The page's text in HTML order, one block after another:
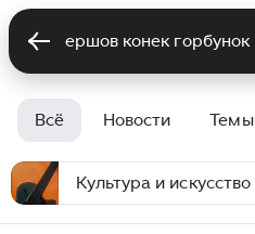
Всё Новости Темы
Культура и искусство